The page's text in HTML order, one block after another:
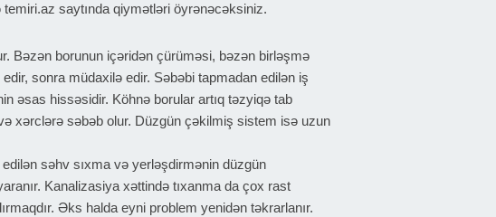
saytında qiymətləri öyrənəcəksiniz.
Bəzən borunun içəridən çürüməsi, bəzən birləşmə
sonra müdaxilə edir. Səbəbi tapmadan edilən iş
əsas hissəsidir. Köhnə borular artıq təzyiqə tab
xərclərə səbəb olur. Düzgün çəkilmiş sistem isə uzun
səhv sıxma və yerləşdirmənin düzgün
Kanalizasiya xəttində tıxanma da çox rast
Əks halda eyni problem yenidən təkrarlanır.